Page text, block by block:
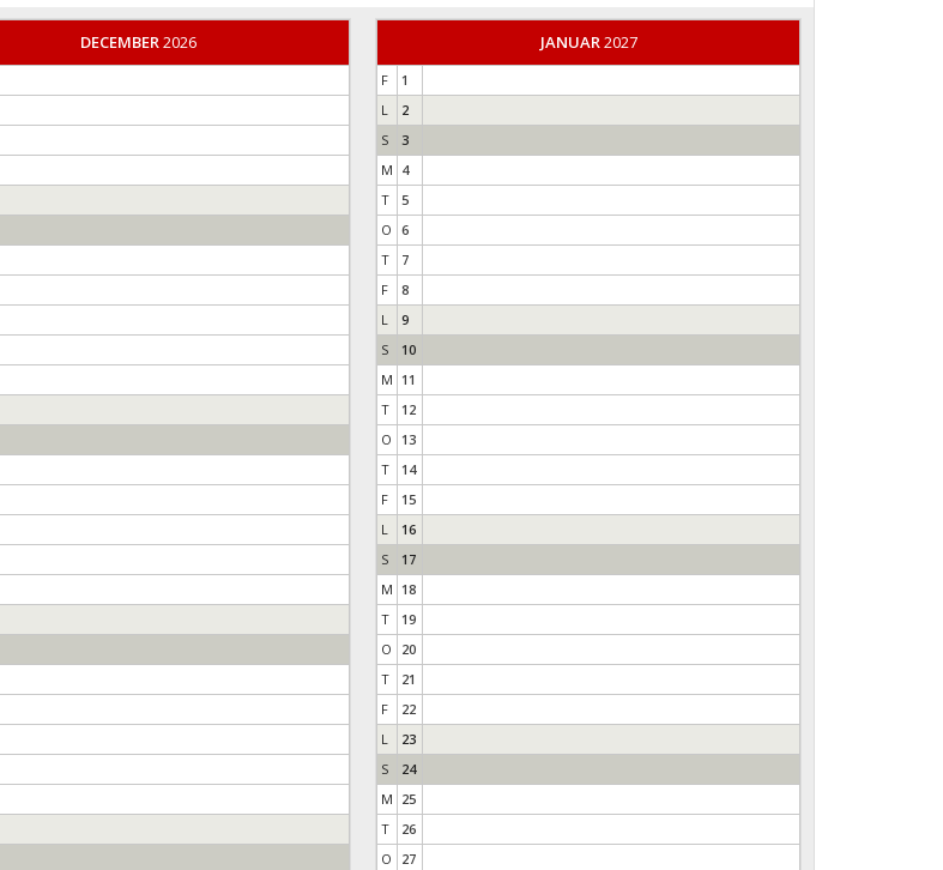
DECEMBER2026 JANUAR2027
F
1
L
2
S
3
M 4
T
5
O 6
T
7
F
8
L
9
S
10
M 11
T
12
O
13
T
14
F
15
L
16
S
17
M 18
T
19
O
20
T
21
F
22
L
23
S
24
M 25
T
26
O
27